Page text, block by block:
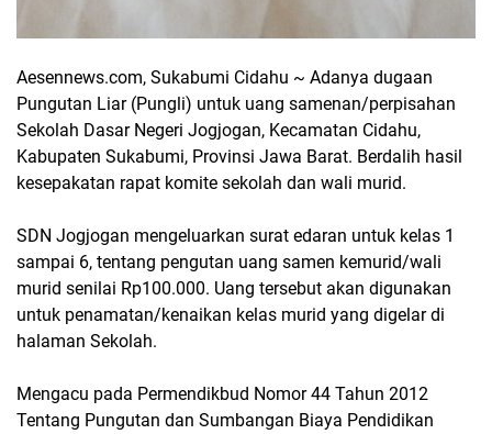
Aesennews.com, Sukabumi Cidahu ~ Adanya dugaan
Pungutan Liar (Pungli) untuk uang samenan/perpisahan
Sekolah Dasar Negeri Jogjogan, Kecamatan Cidahu,
Kabupaten Sukabumi, Provinsi Jawa Barat. Berdalih hasil
kesepakatan rapat komite sekolah dan wali murid.
SDN Jogjogan mengeluarkan surat edaran untuk kelas 1
sampai 6, tentang pengutan uang samen kemurid/wali
murid senilai Rp100.000. Uang tersebut akan digunakan
untuk penamatan/kenaikan kelas murid yang digelar di
halaman Sekolah.
Mengacu pada Permendikbud Nomor 44 Tahun 2012
Tentang Pungutan dan Sumbangan Biaya Pendidikan